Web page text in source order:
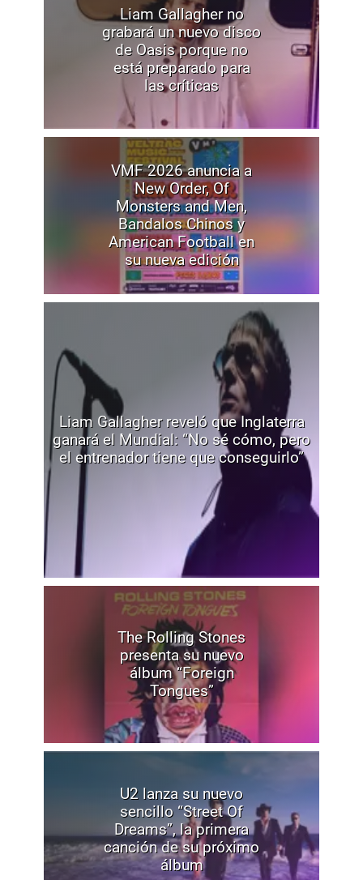
Liam Gallagher no
grabará un nuevo disco
de Oasis porque no
está preparado para
las críticas
VMF 2026 anuncia a
New Order, Of
Monsters and Men,
Bandalos Chinos y
American Football en
su nueva edición
Liam Gallagher reveló que Inglaterra
ganará el Mundial: “No sé cómo, pero
el entrenador tiene que conseguirlo”
The Rolling Stones
presenta su nuevo
álbum “Foreign
Tongues”
U2 lanza su nuevo
sencillo “Street Of
Dreams”, la primera
canción de su próximo
álbum